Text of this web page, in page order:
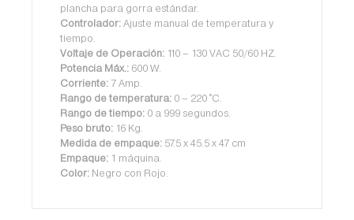
plancha para gorra estándar.
Controlador: Ajuste manual de temperatura y
tiempo.
Voltaje de Operación: 110 – 130 VAC 50/60 HZ.
Potencia Máx.: 600 W.
Corriente: 7 Amp.
Rango de temperatura: 0 – 220 °C.
Rango de tiempo: 0 a 999 segundos.
Peso bruto: 16 Kg.
Medida de empaque: 57.5 x 45.5 x 47 cm
Empaque: 1 máquina.
Color: Negro con Rojo.